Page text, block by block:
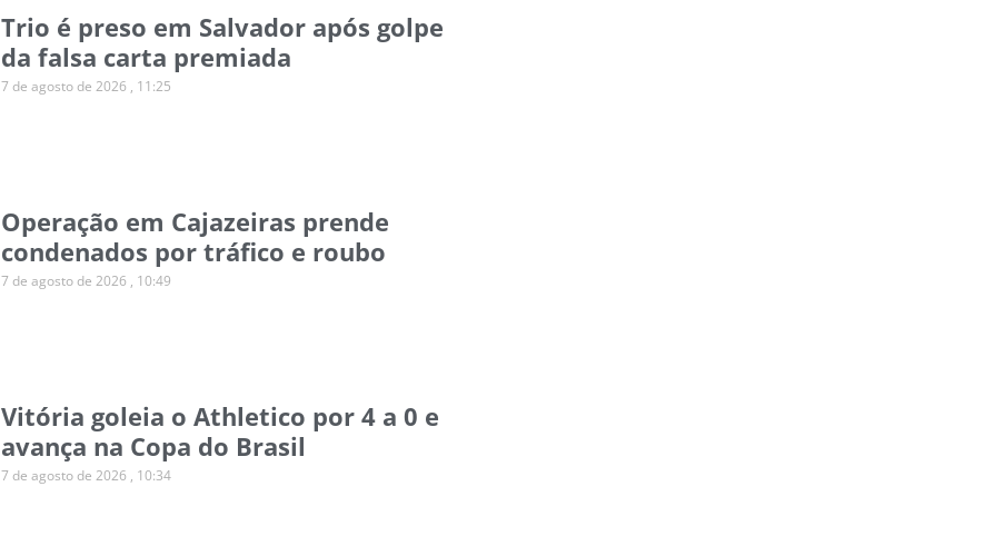
Trio é preso em Salvador após golpe
da falsa carta premiada
7 de agosto de 2026 11:25
Operação em Cajazeiras prende
condenados por tráfico e roubo
7 de agosto de 2026 10:49
Vitória goleia o Athletico por 4 a 0 e
avança na Copa do Brasil
7 de agosto de 2026 10:34